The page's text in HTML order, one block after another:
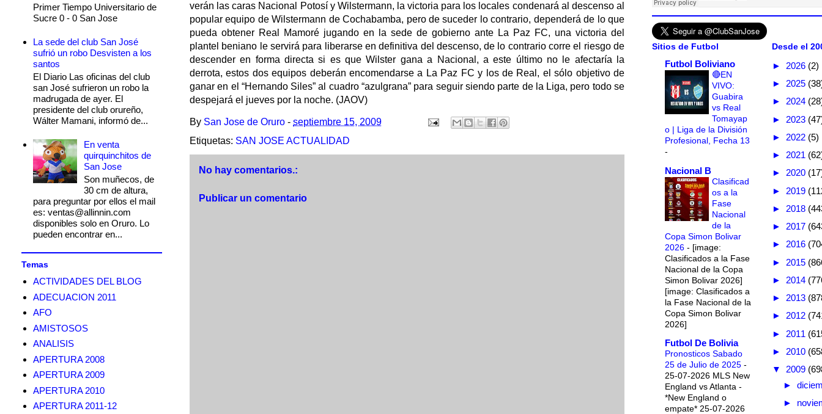
verán las caras Nacional Potosí y Wilstermann, la victoria para los locales condenará al descenso al
popular equipo de Wilstermann de Cochabamba, pero de suceder lo contrario, dependerá de lo que
pueda obtener Real Mamoré jugando en la sede de gobierno ante La Paz FC, una victoria del
plantel beniano le servirá para liberarse en definitiva del descenso, de lo contrario corre el riesgo de
descender en forma directa si es que Wilster gana a Nacional, a este último no le afectaría la
derrota, estos dos equipos deberán encomendarse a La Paz FC y los de Real, el sólo objetivo de
ganar en el “Hernando Siles” al cuadro “azulgrana” para seguir siendo parte de la Liga, pero todo se
despejará el jueves por la noche. (JAOV)
By San Jose de Oruro - septiembre 15, 2009
Etiquetas: SAN JOSE ACTUALIDAD
No hay comentarios.:
Publicar un comentario
Primer Tiempo Universitario de
Sucre 0 - 0 San Jose
La sede del club San José
sufrió un robo Desvisten a los
santos
El Diario Las oficinas del club
san José sufrieron un robo la
madrugada de ayer. El
presidente del club orureño,
Wálter Mamani, informó de...
En venta
quirquinchitos de
San Jose
Son muñecos, de
30 cm de altura,
para preguntar por ellos el mail
es: ventas@allinnin.com
disponibles solo en Oruro. Lo
pueden encontrar en...
Temas
ACTIVIDADES DEL BLOG
ADECUACION 2011
AFO
AMISTOSOS
ANALISIS
APERTURA 2008
APERTURA 2009
APERTURA 2010
APERTURA 2011-12
Sitios de Futbol
Futbol Boliviano
🔴EN
VIVO:
Guabira
vs Real
Tomayap
o | Liga de la División
Profesional, Fecha 13
-
Nacional B
Clasificad
os a la
Fase
Nacional
de la
Copa Simon Bolivar
2026 - [image:
Clasificados a la Fase
Nacional de la Copa
Simon Bolivar 2026]
[image: Clasificados a
la Fase Nacional de la
Copa Simon Bolivar
2026]
Futbol De Bolivia
Pronosticos Sabado
25 de Julio de 2025 -
25-07-2026 MLS New
England vs Atlanta -
*New England o
empate* 25-07-2026
Desde el
► 2026 (2)
► 2025
► 2024
► 2023
► 2022 (5)
► 2021
► 2020
► 2019
► 2018
► 2017
► 2016
► 2015
► 2014
► 2013
► 2012
► 2011
► 2010
▼ 2009
►
►